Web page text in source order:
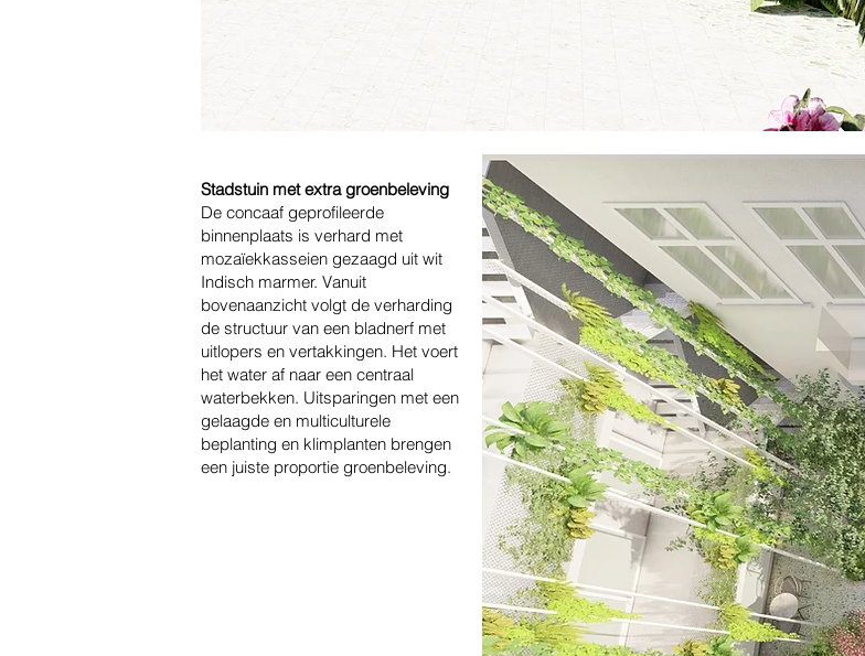
Stadstuin met extra groenbeleving
De concaaf geprofileerde
binnenplaats is verhard met
mozaïekkasseien gezaagd uit wit
Indisch marmer. Vanuit
bovenaanzicht volgt de verharding
de structuur van een bladnerf met
uitlopers en vertakkingen. Het voert
het water af naar een centraal
waterbekken. Uitsparingen met een
gelaagde en multiculturele
beplanting en klimplanten brengen
een juiste proportie groenbeleving.